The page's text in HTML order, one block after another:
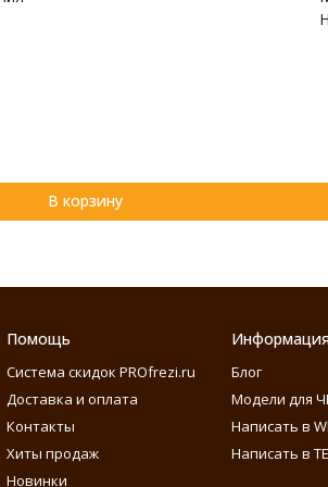
В корзину
Помощь
Система скидок PROfrezi.ru
Доставка и оплата
Контакты
Хиты продаж
Новинки
Блог
Модели для
Написать в
Написать в